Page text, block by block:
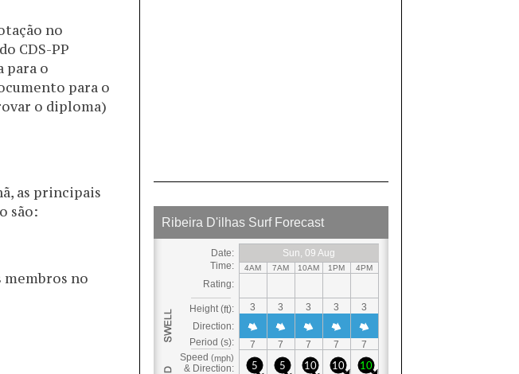
no
CDS-PP
para o
para o
o diploma)
as principais
são:
membros no